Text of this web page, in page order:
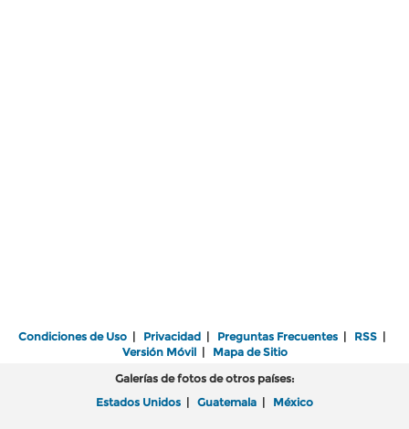
Condiciones de Uso | Privacidad | Preguntas Frecuentes | RSS |
Versión Móvil| Mapa de Sitio
Galerías de fotos de otros países:
Estados Unidos | Guatemala | México